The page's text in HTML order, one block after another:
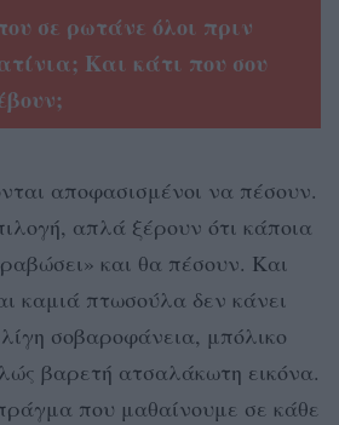
σε ρωτάνε όλοι πριν
Και κάτι που σου
αποφασισμένοι να πέσουν.
απλά ξέρουν ότι κάποια
και θα πέσουν. Και
καμιά πτωσούλα δεν κάνει
σοβαροφάνεια, μπόλικο
βαρετή ατσαλάκωτη εικόνα.
που μαθαίνουμε σε κάθε